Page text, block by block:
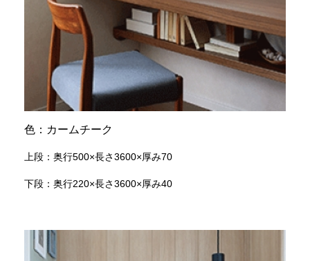
色：カームチーク
上段：奥行500×長さ3600×厚み70
下段：奥行220×長さ3600×厚み40